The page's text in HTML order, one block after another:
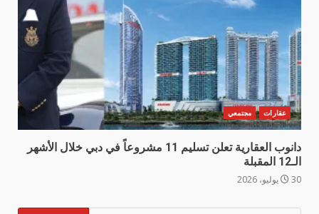
عقارات مجتمعي
دانوب العقارية تعلن تسليم 11 مشروعاً في دبي خلال الأشهر
الـ12 المقبلة
30 يوليو، 2026